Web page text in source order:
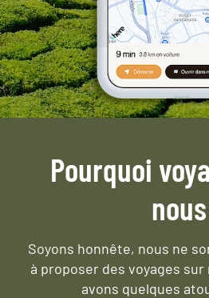
Pourquoi
nous
Soyons honnête, nous ne
à proposer des voyages sur
avons quelques